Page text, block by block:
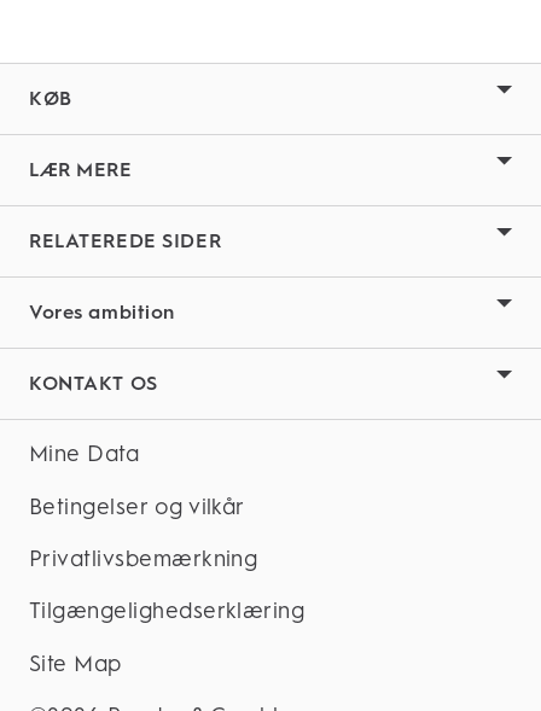
KØB
LÆR MERE
RELATEREDE SIDER
Vores ambition
KONTAKT OS
Mine Data
Betingelser og vilkår
Privatlivsbemærkning
Tilgængelighedserklæring
Site Map